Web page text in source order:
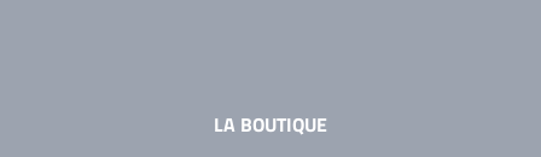
LA BOUTIQUE